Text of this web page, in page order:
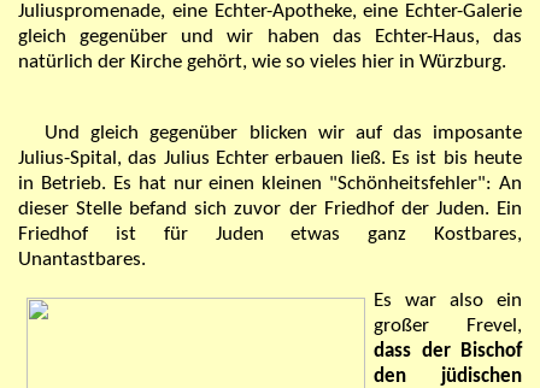
Juliuspromenade, eine Echter-Apotheke, eine Echter-Galerie
gleich gegenüber und wir haben das Echter-Haus, das
natürlich der Kirche gehört, wie so vieles hier in Würzburg.
Und gleich gegenüber blicken wir auf das imposante
Julius-Spital, das Julius Echter erbauen ließ. Es ist bis heute
in Betrieb. Es hat nur einen kleinen "Schönheitsfehler": An
dieser Stelle befand sich zuvor der Friedhof der Juden. Ein
Friedhof ist für Juden etwas ganz Kostbares,
Unantastbares.
Es war also ein
großer Frevel,
dass der Bischof
den jüdischen